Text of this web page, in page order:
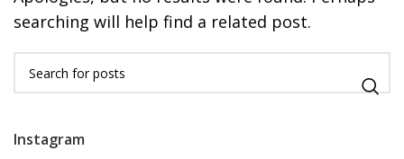
searching will help find a related post.
Instagram